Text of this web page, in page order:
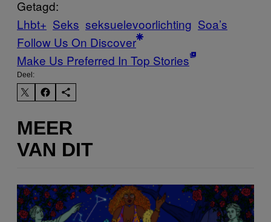
Getagd:
Lhbt+ Seks seksuelevoorlichting Soa’s
Follow Us On Discover
Make Us Preferred In Top Stories
Deel:
MEER
VAN DIT